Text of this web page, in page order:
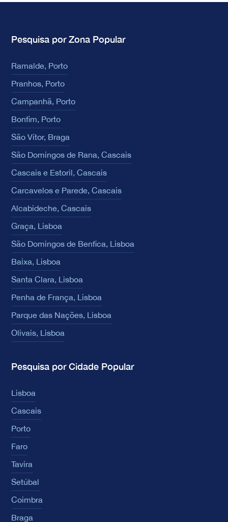
Pesquisa por Zona Popular
Ramalde, Porto
Pranhos, Porto
Campanhã, Porto
Bonfim, Porto
São Vítor, Braga
São Domingos de Rana, Cascais
Cascais e Estoril, Cascais
Carcavelos e Parede, Cascais
Alcabideche, Cascais
Graça, Lisboa
São Domingos de Benfica, Lisboa
Baixa, Lisboa
Santa Clara, Lisboa
Penha de França, Lisboa
Parque das Nações, Lisboa
Olivais, Lisboa
Pesquisa por Cidade Popular
Lisboa
Cascais
Porto
Faro
Tavira
Setúbal
Coimbra
Braga